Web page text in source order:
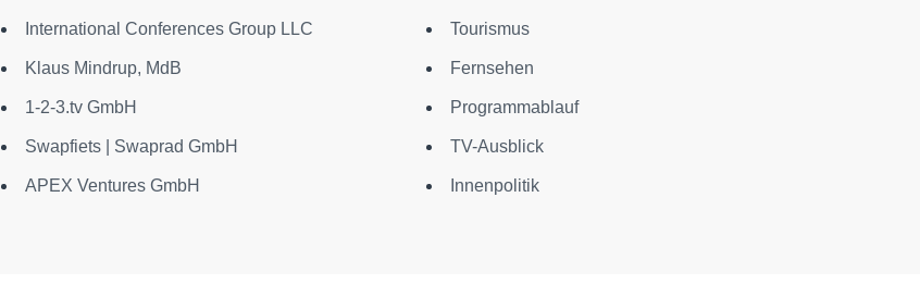
International Conferences Group LLC
Klaus Mindrup, MdB
1-2-3.tv GmbH
Swapfiets | Swaprad GmbH
APEX Ventures GmbH
Tourismus
Fernsehen
Programmablauf
TV-Ausblick
Innenpolitik